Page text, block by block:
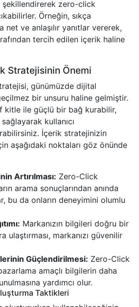
şekillendirerek zero-click
Örneğin, sıkça
net ve anlaşılır yanıtlar vererek,
tercih edilen içerik haline
Stratejisinin Önemi
günümüzde dijital
bir unsuru haline gelmiştir.
kitle ile güçlü bir bağ kurabilir,
kullanıcı
İçerik stratejinizin
aşağıdaki noktaları göz önünde
Artırılması: Zero-Click
arama sonuçlarından anında
bu da onların deneyimini olumlu
Markanızın bilgileri doğru bir
ulaştırması, markanızı güvenilir
Güçlendirilmesi: Zero-Click
amaçlı bilgilerin daha
yardımcı olur.
Taktikleri